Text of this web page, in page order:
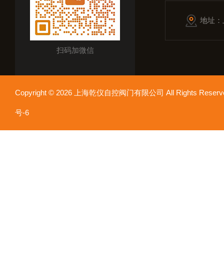
扫码加微信
地址
Copyright © 2026 上海乾仪自控阀门有限公司 All Rights
号-6